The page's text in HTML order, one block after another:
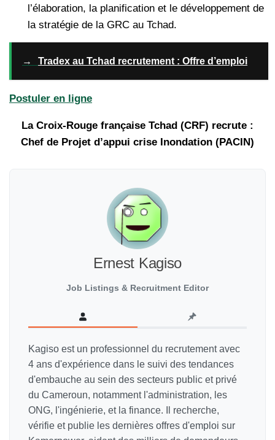
l’élaboration, la planification et le développement de
la stratégie de la GRC au Tchad.
→ Tradex au Tchad recrutement : Offre d’emploi
Postuler en ligne
La Croix-Rouge française Tchad (CRF) recrute :
Chef de Projet d’appui crise Inondation (PACIN)
Ernest Kagiso
Job Listings & Recruitment Editor
Kagiso est un professionnel du recrutement avec
4 ans d'expérience dans le suivi des tendances
d'embauche au sein des secteurs public et privé
du Cameroun, notamment l'administration, les
ONG, l'ingénierie, et la finance. Il recherche,
vérifie et publie les dernières offres d'emploi sur